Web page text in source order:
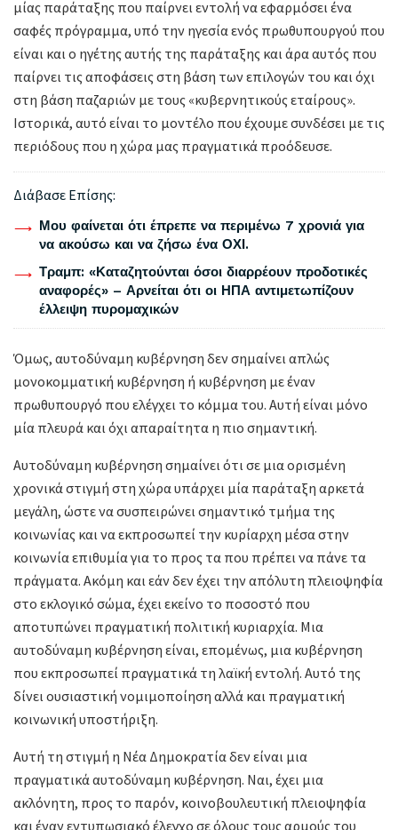
μίας παράταξης που παίρνει εντολή να εφαρμόσει ένα
σαφές πρόγραμμα, υπό την ηγεσία ενός πρωθυπουργού που
είναι και ο ηγέτης αυτής της παράταξης και άρα αυτός που
παίρνει τις αποφάσεις στη βάση των επιλογών του και όχι
στη βάση παζαριών με τους «κυβερνητικούς εταίρους».
Ιστορικά, αυτό είναι το μοντέλο που έχουμε συνδέσει με τις
περιόδους που η χώρα μας πραγματικά προόδευσε.
Διάβασε Επίσης:
Μου φαίνεται ότι έπρεπε να περιμένω 7 χρονιά για
να ακούσω και να ζήσω ένα ΟΧΙ.
Τραμπ: «Καταζητούνται όσοι διαρρέουν προδοτικές
αναφορές» – Αρνείται ότι οι ΗΠΑ αντιμετωπίζουν
έλλειψη πυρομαχικών
Όμως, αυτοδύναμη κυβέρνηση δεν σημαίνει απλώς
μονοκομματική κυβέρνηση ή κυβέρνηση με έναν
πρωθυπουργό που ελέγχει το κόμμα του. Αυτή είναι μόνο
μία πλευρά και όχι απαραίτητα η πιο σημαντική.
Αυτοδύναμη κυβέρνηση σημαίνει ότι σε μια ορισμένη
χρονικά στιγμή στη χώρα υπάρχει μία παράταξη αρκετά
μεγάλη, ώστε να συσπειρώνει σημαντικό τμήμα της
κοινωνίας και να εκπροσωπεί την κυρίαρχη μέσα στην
κοινωνία επιθυμία για το προς τα που πρέπει να πάνε τα
πράγματα. Ακόμη και εάν δεν έχει την απόλυτη πλειοψηφία
στο εκλογικό σώμα, έχει εκείνο το ποσοστό που
αποτυπώνει πραγματική πολιτική κυριαρχία. Μια
αυτοδύναμη κυβέρνηση είναι, επομένως, μια κυβέρνηση
που εκπροσωπεί πραγματικά τη λαϊκή εντολή. Αυτό της
δίνει ουσιαστική νομιμοποίηση αλλά και πραγματική
κοινωνική υποστήριξη.
Αυτή τη στιγμή η Νέα Δημοκρατία δεν είναι μια
πραγματικά αυτοδύναμη κυβέρνηση. Ναι, έχει μια
ακλόνητη, προς το παρόν, κοινοβουλευτική πλειοψηφία
και έναν εντυπωσιακό έλεγχο σε όλους τους αρμούς του